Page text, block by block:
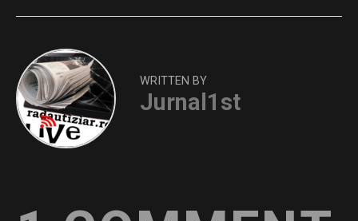
WRITTEN BY
Jurnal1st